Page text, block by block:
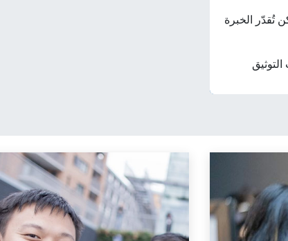
تُقدّر الخبرة